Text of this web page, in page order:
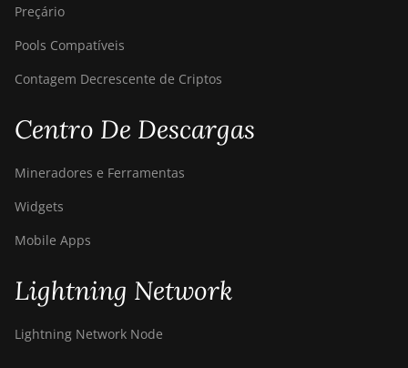
Preçário
Pools Compatíveis
Contagem Decrescente de Criptos
Centro De Descargas
Mineradores e Ferramentas
Widgets
Mobile Apps
Lightning Network
Lightning Network Node